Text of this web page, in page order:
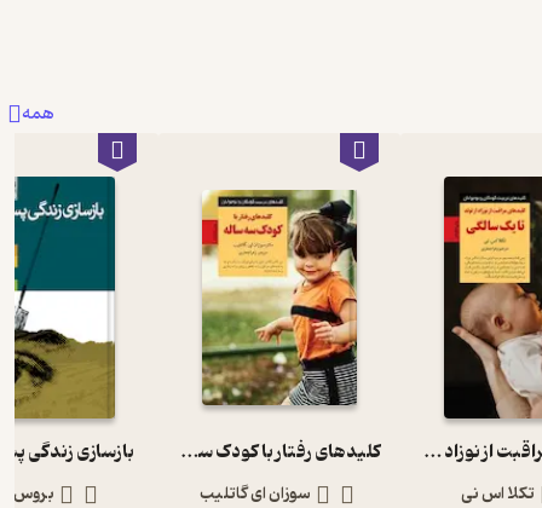
همه
کلیدهای مراقبت از نوزاد از تولد تا یک سالگی
تکلا اس نی
کلیدهای رفتار با کودک سه ساله
سوزان ای گاتلیب
بازسازی زندگی
بروس